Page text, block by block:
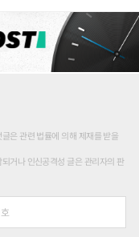
은 관련 법률에 의해 제재를 받을
거나 인신공격성 글은 관리자의 판